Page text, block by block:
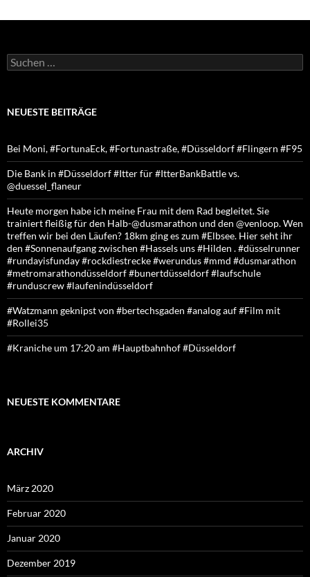
Suchen
nach:
NEUESTE BEITRÄGE
Bei Moni, #FortunaEck, #Fortunastraße, #Düsseldorf #Flingern #F95
Die Bank in #Düsseldorf #Itter für #ItterBankBattle vs.
@duessel_flaneur
Heute morgen habe ich meine Frau mit dem Rad begleitet. Sie
trainiert fleißig für den Halb-@dusmarathon und den @venloop. Wen
treffen wir bei den Läufen? 18km ging es zum #Elbsee. Hier seht ihr
den #Sonnenaufgang zwischen #Hassels uns #Hilden . #düsselrunner
#rundayisfunday #rockdiestrecke #werundus #mmd #dusmarathon
#metromarathondüsseldorf #bunertdüsseldorf #laufschule
#runduscrew #laufenindüsseldorf
#Watzmann geknipst von #bertechsgaden #analog auf #Film mit
#Rollei35
#Kraniche um 17:20 am #Hauptbahnhof #Düsseldorf
NEUESTE KOMMENTARE
ARCHIV
März 2020
Februar 2020
Januar 2020
Dezember 2019